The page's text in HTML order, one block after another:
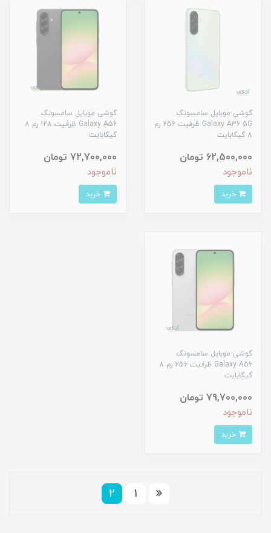
گوشی موبایل سامسونگ
Galaxy A36 5G ظرفیت 256 رم
8 گیگابایت
62,500,000 تومان
ناموجود
گوشی موبایل سامسونگ
Galaxy A56 ظرفیت 128 رم 8
گیگابایت
72,700,000 تومان
ناموجود
گوشی موبایل سامسونگ
Galaxy A56 ظرفیت 256 رم 8
گیگابایت
79,700,000 تومان
ناموجود
1
2